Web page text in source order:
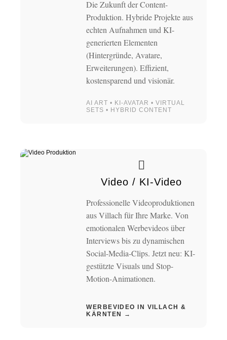
Die Zukunft der Content-
Produktion. Hybride Projekte aus
echten Aufnahmen und KI-
generierten Elementen
(Hintergründe, Avatare,
Erweiterungen). Effizient,
kostensparend und visionär.
AI ART • KI-AVATAR • VIRTUAL
SETS • HYBRID CONTENT
Video / KI-Video
Professionelle Videoproduktionen
aus Villach für Ihre Marke. Von
emotionalen Werbevideos über
Interviews bis zu dynamischen
Social-Media-Clips. Jetzt neu: KI-
gestützte Visuals und Stop-
Motion-Animationen.
WERBEVIDEO IN VILLACH &
KÄRNTEN →